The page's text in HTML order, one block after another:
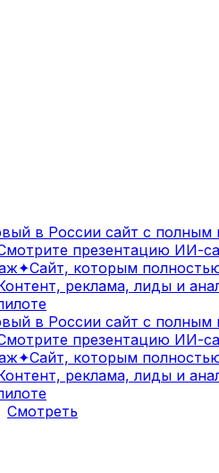
в России сайт с полным
презентацию ИИ-
✦Сайт, которым полностью
реклама, лиды и
в России сайт с полным
презентацию ИИ-
✦Сайт, которым полностью
реклама, лиды и
Смотреть